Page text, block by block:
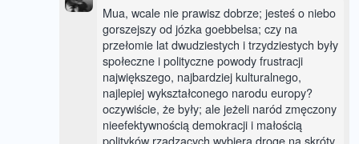
Mua, wcale nie prawisz dobrze; jesteś o niebo
gorszejszy od józka goebbelsa; czy na
przełomie lat dwudziestych i trzydziestych były
społeczne i polityczne powody frustracji
największego, najbardziej kulturalnego,
najlepiej wykształconego narodu europy?
oczywiście, że były; ale jeżeli naród zmęczony
nieefektywnością demokracji i małością
polityków rządzących wybiera drogę na skróty,